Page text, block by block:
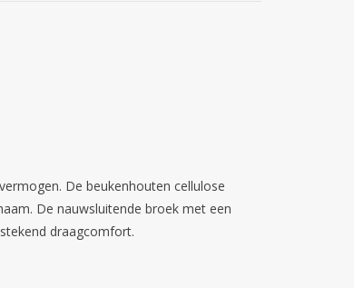
De beukenhouten cellulose
De nauwsluitende broek met een
draagcomfort.